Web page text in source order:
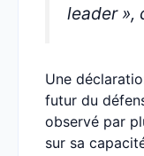
leader »,
Une
futur du
observé par
sur sa